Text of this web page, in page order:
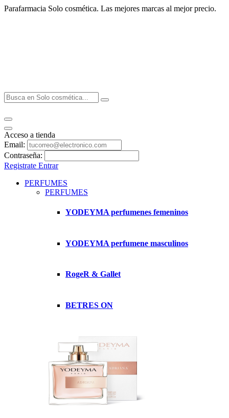
Parafarmacia Solo cosmética. Las mejores marcas al mejor precio.
Acceso a tienda
Email:
Contraseña:
Registrate Entrar
PERFUMES
PERFUMES
YODEYMA perfumenes femeninos
YODEYMA perfumene masculinos
RogeR & Gallet
BETRES ON